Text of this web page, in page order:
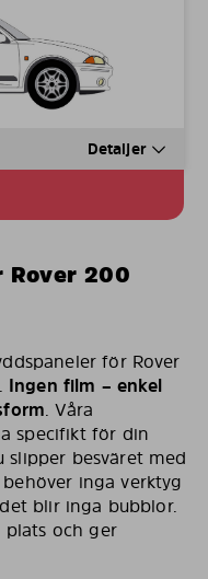
Detaljer
Rover 200
för Rover
Ingen film – enkel
. Våra
specifikt för din
besväret med
inga verktyg
blir inga bubblor.
plats och ger